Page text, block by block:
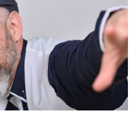
גיוס אפקטיבי
אמיל רוזנבלט | אושיית